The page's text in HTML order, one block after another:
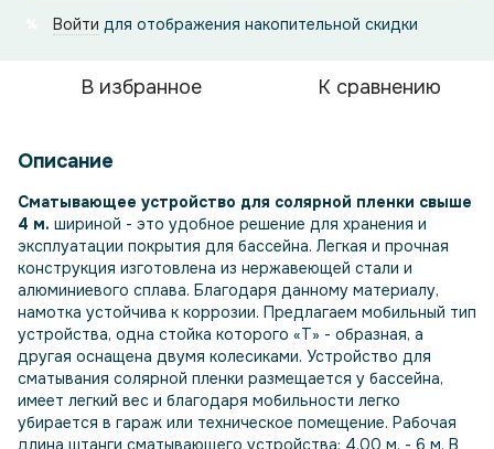
Войти для отображения накопительной скидки
В избранное К сравнению
Описание
Сматывающее устройство для солярной пленки свыше
4 м. шириной - это удобное решение для хранения и
эксплуатации покрытия для бассейна. Легкая и прочная
конструкция изготовлена ​​из нержавеющей стали и
алюминиевого сплава. Благодаря данному материалу,
намотка устойчива к коррозии. Предлагаем мобильный тип
устройства, одна стойка которого «Т» - образная, а
другая оснащена двумя колесиками. Устройство для
сматывания солярной пленки размещается у бассейна,
имеет легкий вес и благодаря мобильности легко
убирается в гараж или техническое помещение. Рабочая
длина штанги сматывающего устройства: 4,00 м. - 6 м. В